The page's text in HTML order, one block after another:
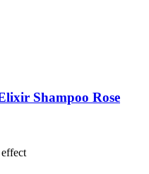
Shampoo Rose